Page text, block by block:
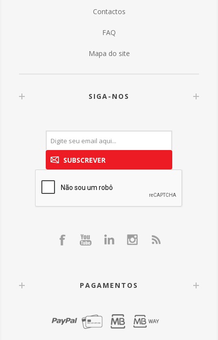
Contactos
FAQ
Mapa do site
SIGA-NOS
SUBSCREVER
PAGAMENTOS